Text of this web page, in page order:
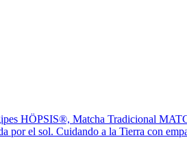
HÖPSIS®, Matcha Tradicional
por el sol. Cuidando a la Tierra con